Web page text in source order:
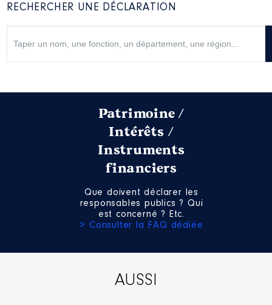
RECHERCHER UNE DÉCLARATION
Patrimoine /
Intérêts /
Instruments
financiers
Que doivent déclarer les
responsables publics ? Qui
est concerné ? Etc.
> Consulter la FAQ dédiée
AUSSI